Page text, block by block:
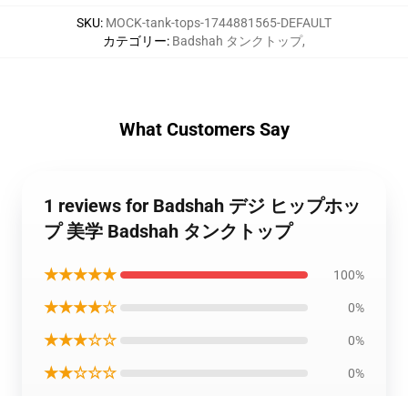
SKU: MOCK-tank-tops-1744881565-DEFAULT
カテゴリー: Badshah タンクトップ,
What Customers Say
1 reviews for Badshah デジ ヒップホッ
プ 美学 Badshah タンクトップ
★★★★★ 100%
★★★★☆ 0%
★★★☆☆ 0%
★★☆☆☆ 0%